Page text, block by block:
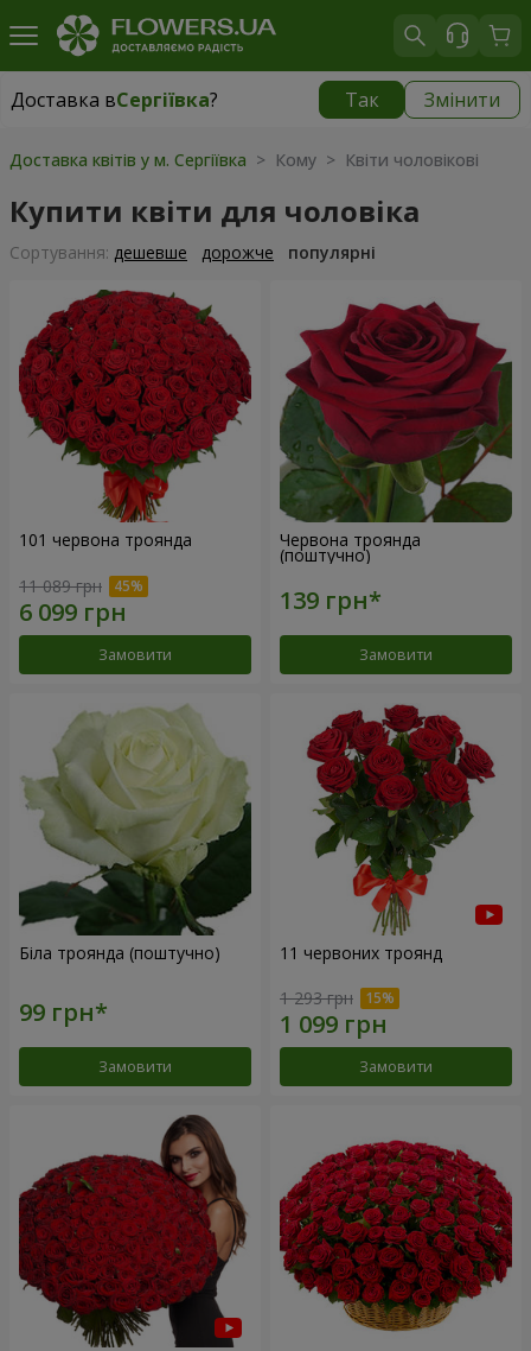
Доставка вСергіївка? Так Змінити
Доставка вСергіївка|
Доставка квітів у м. Сергіївка > Кому > Квіти чоловікові
Купити квіти для чоловіка
Сортування: дешевше дорожче популярні
101 червона троянда
11 089 грн
Замовити
Червона троянда
(поштучно)
Замовити
Біла троянда (поштучно)
Замовити
11 червоних троянд
1 293 грн
Замовити